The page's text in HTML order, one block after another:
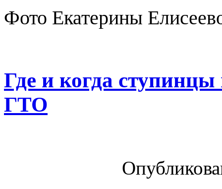
Фото Екатерины
Где и когда
ГТО